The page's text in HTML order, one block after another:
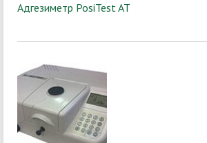
Адгезиметр PosiTest AT